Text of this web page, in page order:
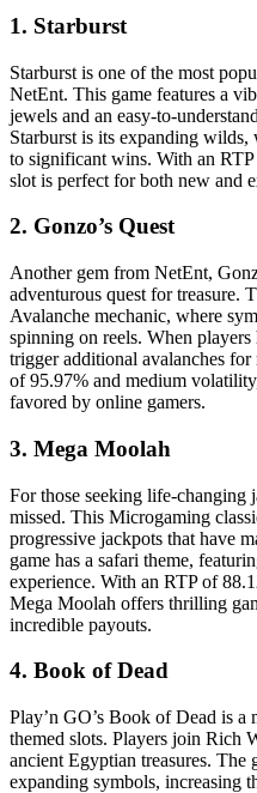
1. Starburst
Starburst is one of the most
NetEnt. This game features a
jewels and an easy-to-
Starburst is its expanding wilds,
to significant wins. With an
slot is perfect for both new and
2. Gonzo’s Quest
Another gem from NetEnt,
adventurous quest for treasure.
Avalanche mechanic, where
spinning on reels. When
trigger additional avalanches
of 95.97% and medium
favored by online gamers.
3. Mega Moolah
For those seeking life-changing
missed. This Microgaming
progressive jackpots that have
game has a safari theme,
experience. With an RTP of
Mega Moolah offers thrilling
incredible payouts.
4. Book of Dead
Play’n GO’s Book of Dead is
themed slots. Players join Rich
ancient Egyptian treasures. The
expanding symbols, increasing